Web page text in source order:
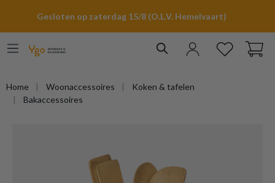
Gesloten op zaterdag 15/8 (O.L.V. Hemelvaart)
Home Woonaccessoires
Koken & tafelen
Bakaccessoires